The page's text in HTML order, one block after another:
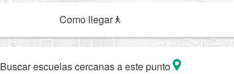
Como llegar
Buscar escuelas cercanas a este punto